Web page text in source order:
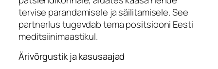
tervise parandamisele ja säilitamisele. See
partnerlus tugevdab tema positsiooni Eesti
meditsiinimaastikul.
Ärivõrgustik ja kasusaajad